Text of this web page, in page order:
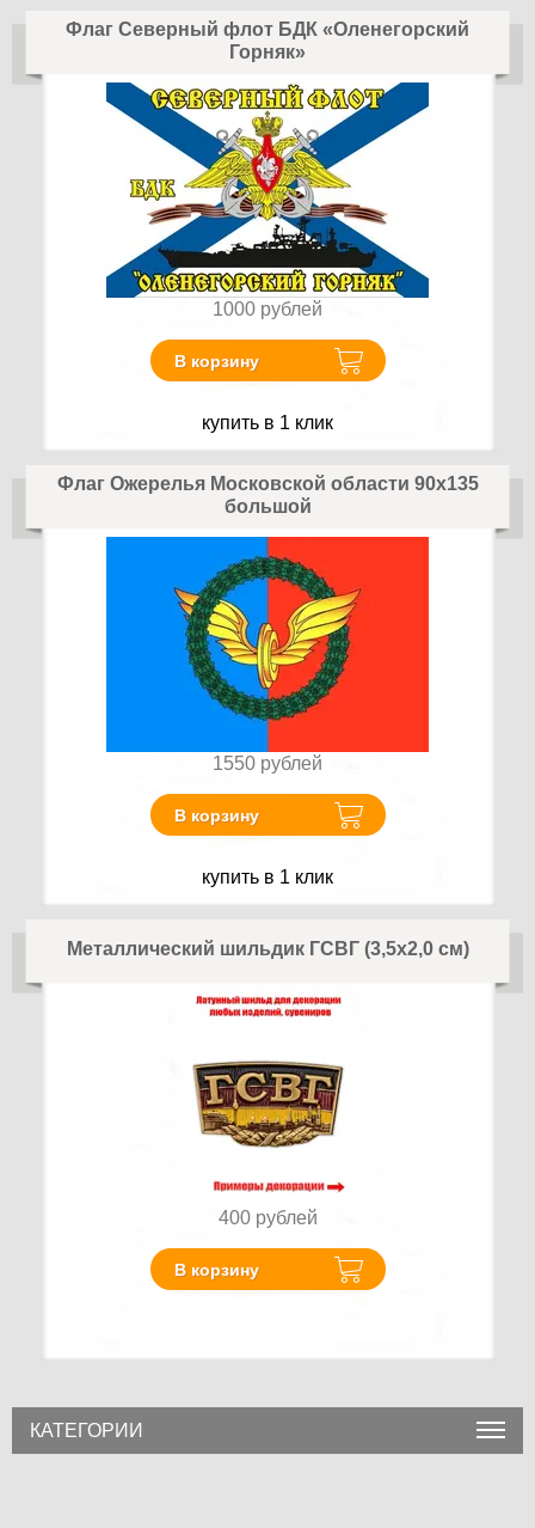
Флаг Северный флот БДК «Оленегорский
Горняк»
1000 рублей
В корзину
купить в 1 клик
Флаг Ожерелья Московской области 90x135
большой
1550 рублей
В корзину
купить в 1 клик
Металлический шильдик ГСВГ (3,5x2,0 см)
400 рублей
В корзину
КАТЕГОРИИ